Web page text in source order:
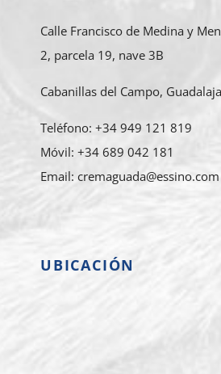
Calle Francisco de Medina y
2, parcela 19, nave 3B
Cabanillas del Campo,
Teléfono: +34 949 121 819
Móvil: +34 689 042 181
Email: cremaguada@essino.com
UBICACIÓN